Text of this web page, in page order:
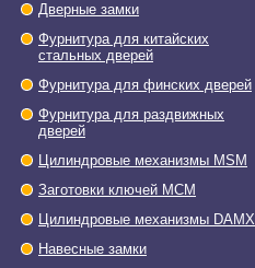
Дверные замки
Фурнитура для китайских
стальных дверей
Фурнитура для финских дверей
Фурнитура для раздвижных
дверей
Цилиндровые механизмы MSM
Заготовки ключей МСМ
Цилиндровые механизмы DAMX
Навесные замки